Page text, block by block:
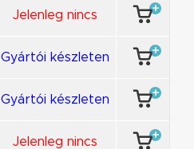
Jelenleg nincs
Gyártói készleten
Gyártói készleten
Jelenleg nincs